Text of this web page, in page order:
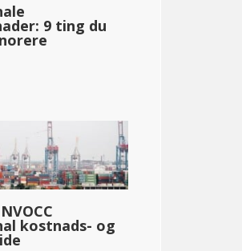
9 ting du
kostnads- og